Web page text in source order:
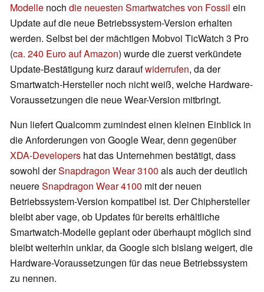
Modelle noch die neuesten Smartwatches von Fossil ein
Update auf die neue Betriebssystem-Version erhalten
werden. Selbst bei der mächtigen Mobvoi TicWatch 3 Pro
(ca. 240 Euro auf Amazon) wurde die zuerst verkündete
Update-Bestätigung kurz daraufwiderrufen, da der
Smartwatch-Hersteller noch nicht weiß, welche Hardware-
Voraussetzungen die neue Wear-Version mitbringt.
Nun liefert Qualcomm zumindest einen kleinen Einblick in
die Anforderungen von Google Wear, denn gegenüber
XDA-Developers hat das Unternehmen bestätigt, dass
sowohl derSnapdragon Wear 3100 als auch der deutlich
neuereSnapdragon Wear 4100 mit der neuen
Betriebssystem-Version kompatibel ist. Der Chiphersteller
bleibt aber vage, ob Updates für bereits erhältliche
Smartwatch-Modelle geplant oder überhaupt möglich sind
bleibt weiterhin unklar, da Google sich bislang weigert, die
Hardware-Voraussetzungen für das neue Betriebssystem
zu nennen.